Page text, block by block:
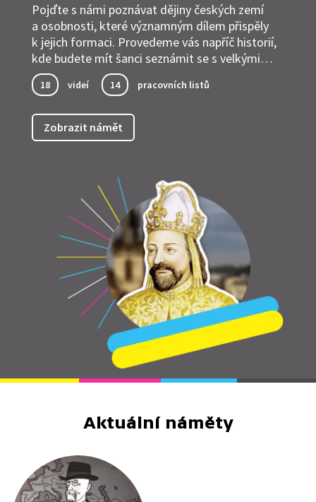
Pojďte s námi poznávat dějiny českých zemí
a osobnosti, které významným dílem přispěly
k jejich formaci. Provedeme vás napříč historií,
kde budete mít šanci seznámit se s velkými
panovníky i umělci a zastavíme se u klíčových
dějinných okamžiků.
18 videí 14 pracovních listů
Zobrazit námět
Aktuální náměty